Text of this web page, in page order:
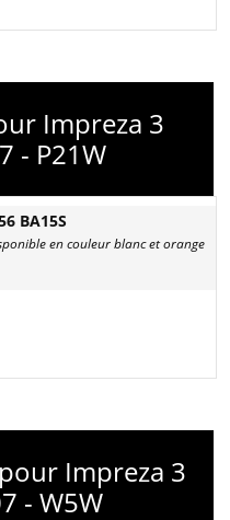
Impreza 3
- P21W
BA15S
en couleur blanc et orange
Impreza 3
- W5W